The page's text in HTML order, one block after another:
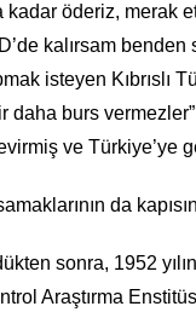
öderiz, merak
kalırsam benden
isteyen Kıbrıslı
daha burs
ve Türkiye’ye
da
sonra, 1952
Araştırma